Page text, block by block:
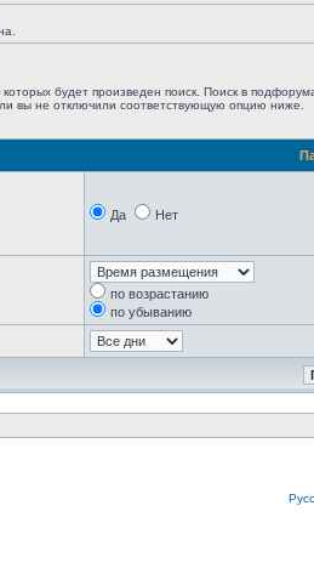
будет произведен поиск. Поиск в
вы не отключили соответствующую опцию ниже.
Да Нет
по возрастанию
по убыванию